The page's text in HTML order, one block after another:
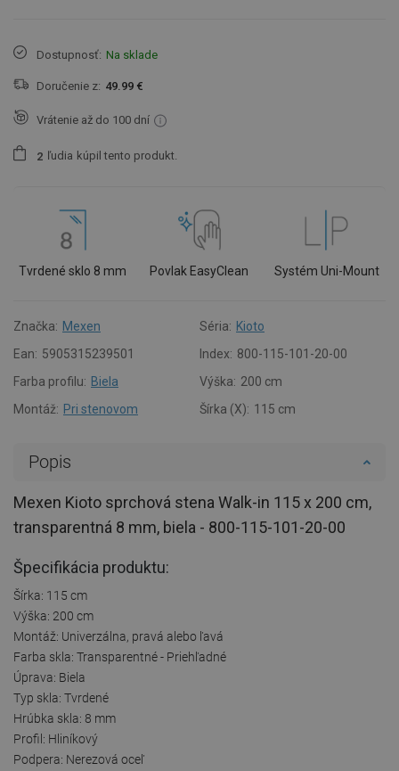
Dostupnosť: Na sklade
Doručenie z: 49.99 €
Vrátenie až do 100 dní
2 ľudia kúpil tento produkt.
Tvrdené sklo 8 mm Povlak EasyClean Systém Uni-Mount
Značka: Mexen Séria: Kioto
Ean: 5905315239501 Index: 800-115-101-20-00
Farba profilu: Biela Výška: 200 cm
Montáž: Pri stenovom Šírka (X): 115 cm
Popis
Mexen Kioto sprchová stena Walk-in 115 x 200 cm,
transparentná 8 mm, biela - 800-115-101-20-00
Špecifikácia produktu:
Šírka: 115 cm
Výška: 200 cm
Montáž: Univerzálna, pravá alebo ľavá
Farba skla: Transparentné - Priehľadné
Úprava: Biela
Typ skla: Tvrdené
Hrúbka skla: 8 mm
Profil: Hliníkový
Podpera: Nerezová oceľ